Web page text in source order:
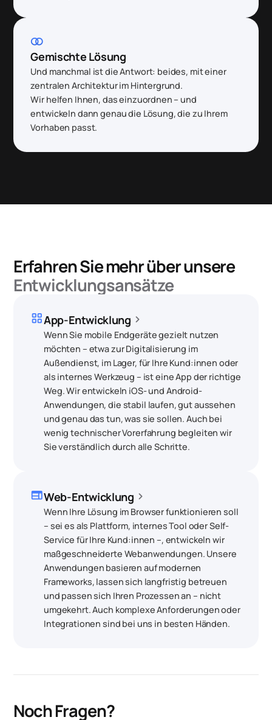
join
Gemischte Lösung
Und manchmal ist die Antwort: beides, mit einer
zentralen Architektur im Hintergrund.
Wir helfen Ihnen, das einzuordnen – und
entwickeln dann genau die Lösung, die zu Ihrem
Vorhaben passt.
Erfahren Sie mehr über unsere
Entwicklungs­ansätze
grid_viewApp-Entwicklung chevron_right
Wenn Sie mobile Endgeräte gezielt nutzen
möchten – etwa zur Digitalisierung im
Außendienst, im Lager, für Ihre Kund:innen oder
als internes Werkzeug – ist eine App der richtige
Weg. Wir entwickeln iOS- und Android-
Anwendungen, die stabil laufen, gut aussehen
und genau das tun, was sie sollen. Auch bei
wenig technischer Vorerfahrung begleiten wir
Sie verständlich durch alle Schritte.
webWeb-Entwicklung chevron_right
Wenn Ihre Lösung im Browser funktionieren soll
– sei es als Plattform, internes Tool oder Self-
Service für Ihre Kund:innen –, entwickeln wir
maßgeschneiderte Webanwendungen. Unsere
Anwendungen basieren auf modernen
Frameworks, lassen sich langfristig betreuen
und passen sich Ihren Prozessen an – nicht
umgekehrt. Auch komplexe Anforderungen oder
Integrationen sind bei uns in besten Händen.
Noch Fragen?